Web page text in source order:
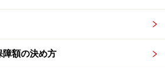
障額の決め方